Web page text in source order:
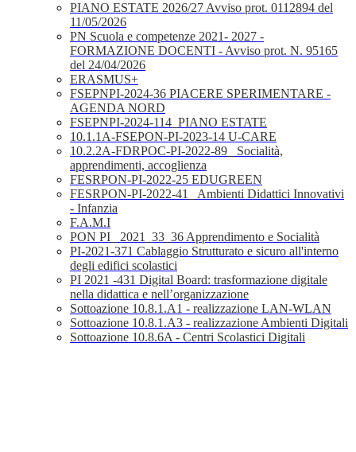
PIANO ESTATE 2026/27 Avviso prot. 0112894 del
11/05/2026
PN Scuola e competenze 2021- 2027 -
FORMAZIONE DOCENTI - Avviso prot. N. 95165
del 24/04/2026
ERASMUS+
FSEPNPI-2024-36 PIACERE SPERIMENTARE -
AGENDA NORD
FSEPNPI-2024-114_PIANO ESTATE
10.1.1A-FSEPON-PI-2023-14 U-CARE
10.2.2A-FDRPOC-PI-2022-89_ Socialità,
apprendimenti, accoglienza
FESRPON-PI-2022-25 EDUGREEN
FESRPON-PI-2022-41_ Ambienti Didattici Innovativi
- Infanzia
F.A.M.I
PON PI_ 2021_33_36 Apprendimento e Socialità
PI-2021-371 Cablaggio Strutturato e sicuro all'interno
degli edifici scolastici
PI 2021 -431 Digital Board: trasformazione digitale
nella didattica e nell’organizzazione
Sottoazione 10.8.1.A1 - realizzazione LAN-WLAN
Sottoazione 10.8.1.A3 - realizzazione Ambienti Digitali
Sottoazione 10.8.6A - Centri Scolastici Digitali